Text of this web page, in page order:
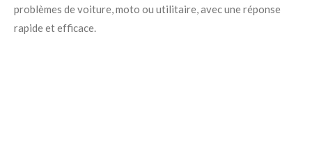
problèmes de voiture, moto ou utilitaire, avec une réponse
rapide et efficace.